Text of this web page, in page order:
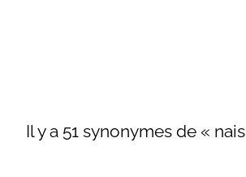
Il y a 51 synonymes de «